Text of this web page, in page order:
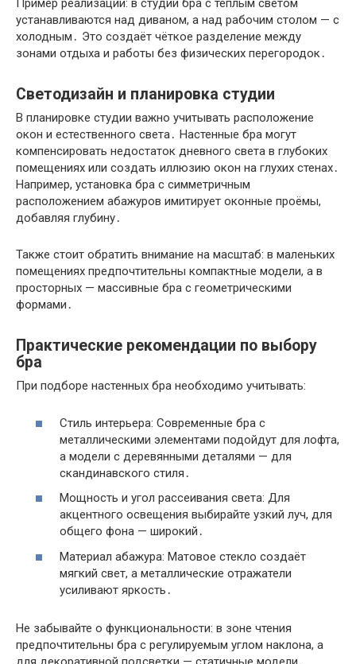
Пример реализации: в студии бра с теплым светом
устанавливаются над диваном, а над рабочим столом — с
холодным․ Это создаёт чёткое разделение между
зонами отдыха и работы без физических перегородок․
Светодизайн и планировка студии
В планировке студии важно учитывать расположение
окон и естественного света․ Настенные бра могут
компенсировать недостаток дневного света в глубоких
помещениях или создать иллюзию окон на глухих стенах․
Например, установка бра с симметричным
расположением абажуров имитирует оконные проёмы,
добавляя глубину․
Также стоит обратить внимание на масштаб: в маленьких
помещениях предпочтительны компактные модели, а в
просторных — массивные бра с геометрическими
формами․
Практические рекомендации по выбору
бра
При подборе настенных бра необходимо учитывать:
Стиль интерьера: Современные бра с
металлическими элементами подойдут для лофта,
а модели с деревянными деталями — для
скандинавского стиля․
Мощность и угол рассеивания света: Для
акцентного освещения выбирайте узкий луч, для
общего фона — широкий․
Материал абажура: Матовое стекло создаёт
мягкий свет, а металлические отражатели
усиливают яркость․
Не забывайте о функциональности: в зоне чтения
предпочтительны бра с регулируемым углом наклона, а